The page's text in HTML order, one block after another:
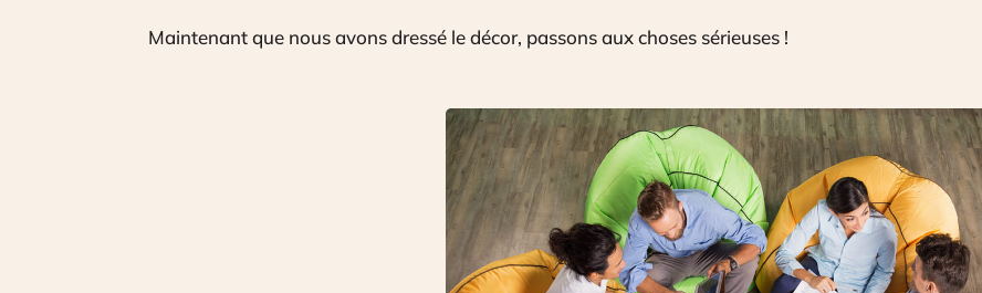
Maintenant que nous avons dressé le décor, passons aux choses sérieuses !